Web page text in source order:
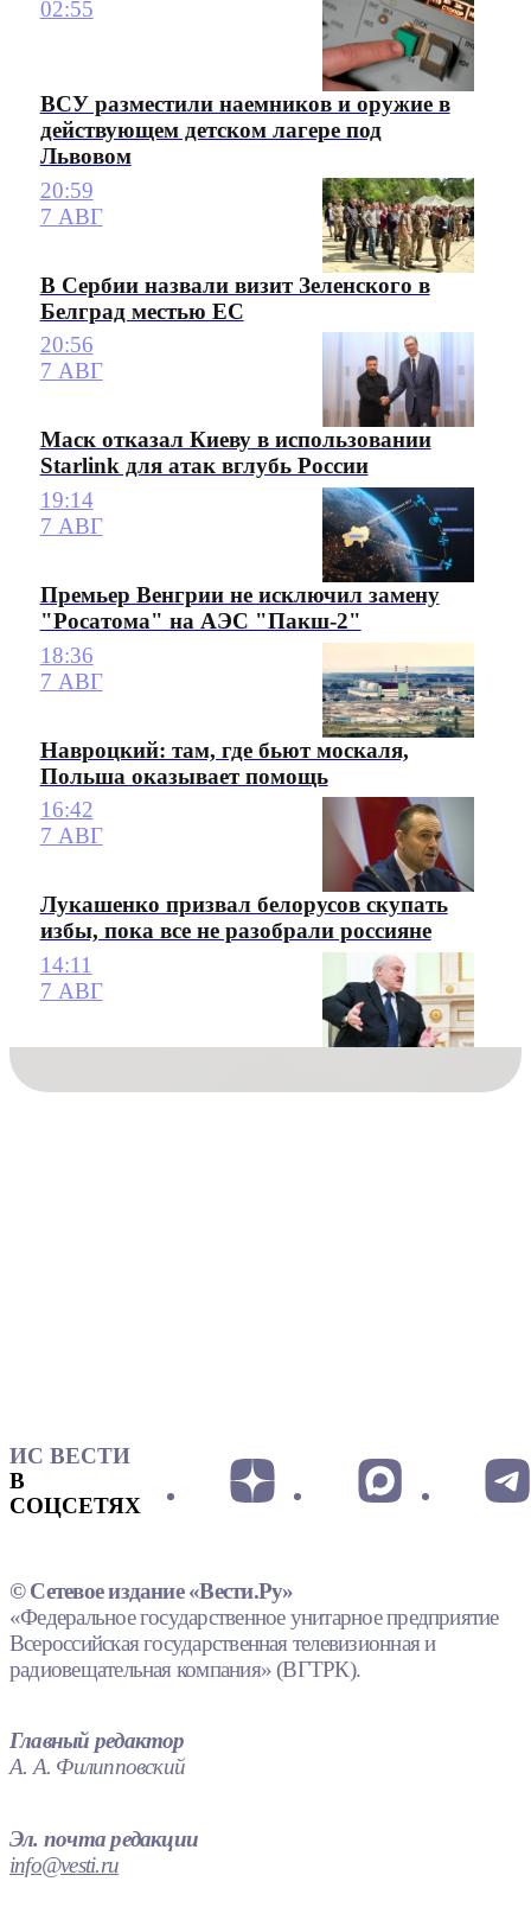
02:55
ВСУ разместили наемников и оружие в
действующем детском лагере под
Львовом
20:59
7 АВГ
В Сербии назвали визит Зеленского в
Белград местью ЕС
20:56
7 АВГ
Маск отказал Киеву в использовании
Starlink для атак вглубь России
19:14
7 АВГ
Премьер Венгрии не исключил замену
"Росатома" на АЭС "Пакш-2"
18:36
7 АВГ
Навроцкий: там, где бьют москаля,
Польша оказывает помощь
16:42
7 АВГ
Лукашенко призвал белорусов скупать
избы, пока все не разобрали россияне
14:11
7 АВГ
ИС ВЕСТИ
В
СОЦСЕТЯХ
© Сетевое издание «Вести.Ру»
«Федеральное государственное унитарное предприятие
Всероссийская государственная телевизионная и
радиовещательная компания» (ВГТРК).
Главный редактор
А. А. Филипповский
Эл. почта редакции
info@vesti.ru